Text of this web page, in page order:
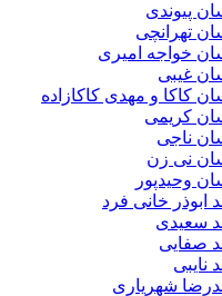
پیوندی
تهرانچی
خواجه امیری
غیبی
کاکا و مهدی کاکازاده
کریمی
ناجی
نی زن
وحیدپور
ابوذر خانی فرد
سعیدی
صفایی
نایبی
شهریاری